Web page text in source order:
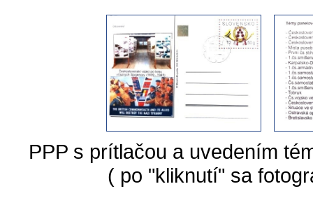
PPP s prítlačou a uvedením
( po "kliknutí" sa